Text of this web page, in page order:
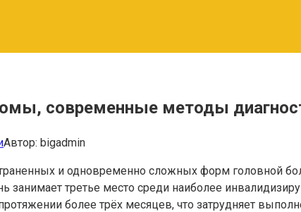
современные методы
Автор: bigadmin
и одновременно сложных форм головной
занимает третье место среди наиболее
более трёх месяцев, что затрудняет